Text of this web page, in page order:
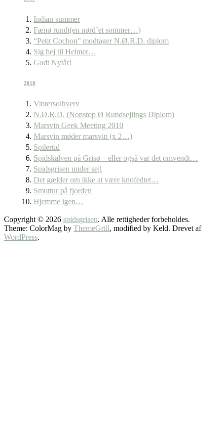
Indian summer
Fænø rundt(en nørd’et sommer…)
“Petit Cochon” modtager N.Ø.R.D. diplom
Sig hej til Helmer…
Godt Nytår!
2010
Vintersolhverv
N.Ø.R.D. (Nonstop Ø Rundsejlings Diplom)
Marsvin Geek Meeting 2010
Marsvin møder marsvin (x 2…)
Spilertid
Spidskalven på Grisø – eller også var det omvendt…
Spidsgrisen under sejl
Det gælder om ikke at være knofedtet…
Smuttur på fjorden
Hjemme igen…
Copyright © 2026 spidsgrisen. Alle rettigheder forbeholdes.
Theme: ColorMag by ThemeGrill, modified by Keld. Drevet af
WordPress.